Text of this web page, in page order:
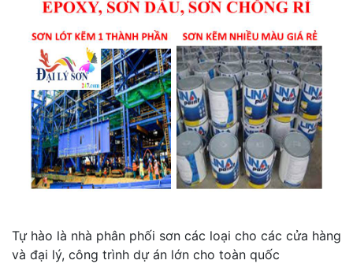
Tự hào là nhà phân phối sơn các loại cho các cửa hàng
và đại lý, công trình dự án lớn cho toàn quốc